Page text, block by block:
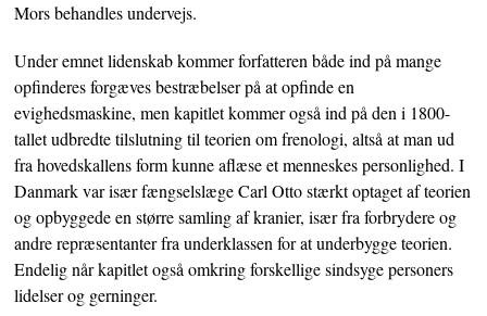
Mors behandles undervejs.
Under emnet lidenskab kommer forfatteren både ind på mange
opfinderes forgæves bestræbelser på at opfinde en
evighedsmaskine, men kapitlet kommer også ind på den i 1800-
tallet udbredte tilslutning til teorien om frenologi, altså at man ud
fra hovedskallens form kunne aflæse et menneskes personlighed. I
Danmark var især fængselslæge Carl Otto stærkt optaget af teorien
og opbyggede en større samling af kranier, især fra forbrydere og
andre repræsentanter fra underklassen for at underbygge teorien.
Endelig når kapitlet også omkring forskellige sindsyge personers
lidelser og gerninger.